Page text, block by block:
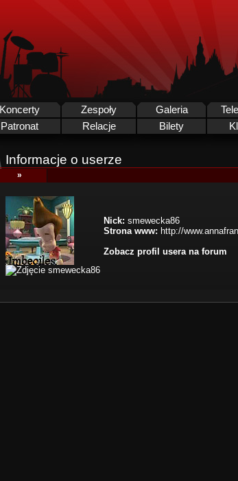
Koncerty Zespoły Galeria
Patronat Relacje Bilety
Informacje o userze
»
Nick: smewecka86
Strona www: http://
Zobacz profil usera na forum